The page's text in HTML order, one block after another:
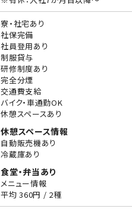
寮・社宅あり
社保完備
社員登用あり
制服貸与
研修制度あり
完全分煙
交通費支給
バイク・車通勤OK
休憩スペースあり
休憩スペース情報
自動販売機あり
冷蔵庫あり
食堂・弁当あり
メニュー情報
平均 360円 / 2種